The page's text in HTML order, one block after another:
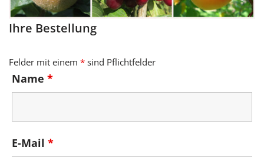
Ihre Bestellung
Felder mit einem * sind Pflichtfelder
Name *
E-Mail *